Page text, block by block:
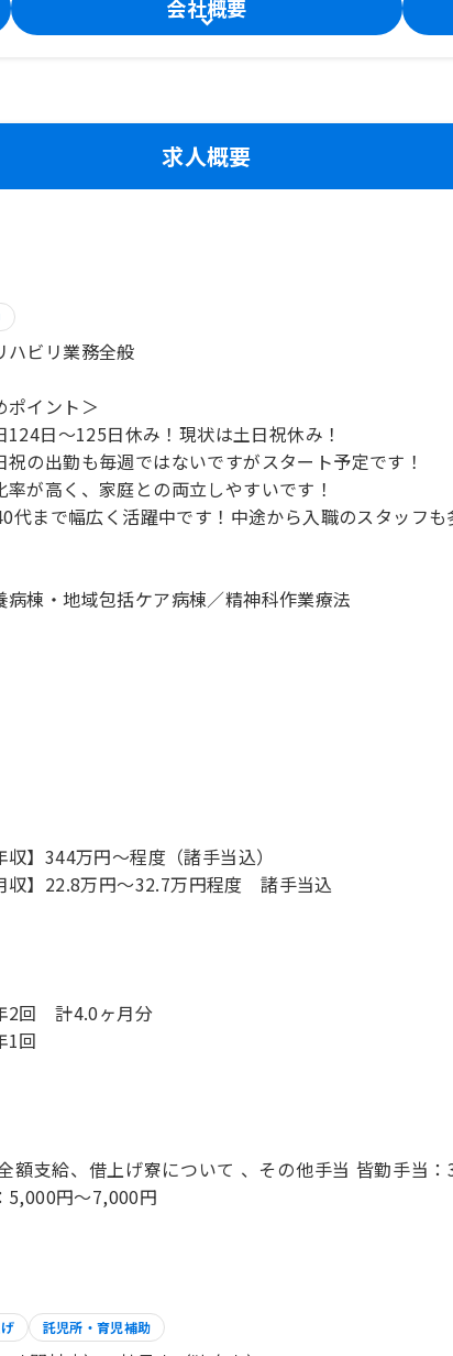
会社概要
求人概要
ハビリ業務全般
ポイント＞
124日～125日休み！現状は土日祝休み！
の出勤も毎週ではないですがスタート予定です！
率が高く、家庭との両立しやすいです！
代まで幅広く活躍中です！中途から入職のスタッフ
収】344万円〜程度（諸手当込）
収】22.8万円〜32.7万円程度 諸手当込
2回 計4.0ヶ月分
額支給、借上げ寮について 、その他手当 皆勤手当
5,000円～7,000円
託児所・育児補助